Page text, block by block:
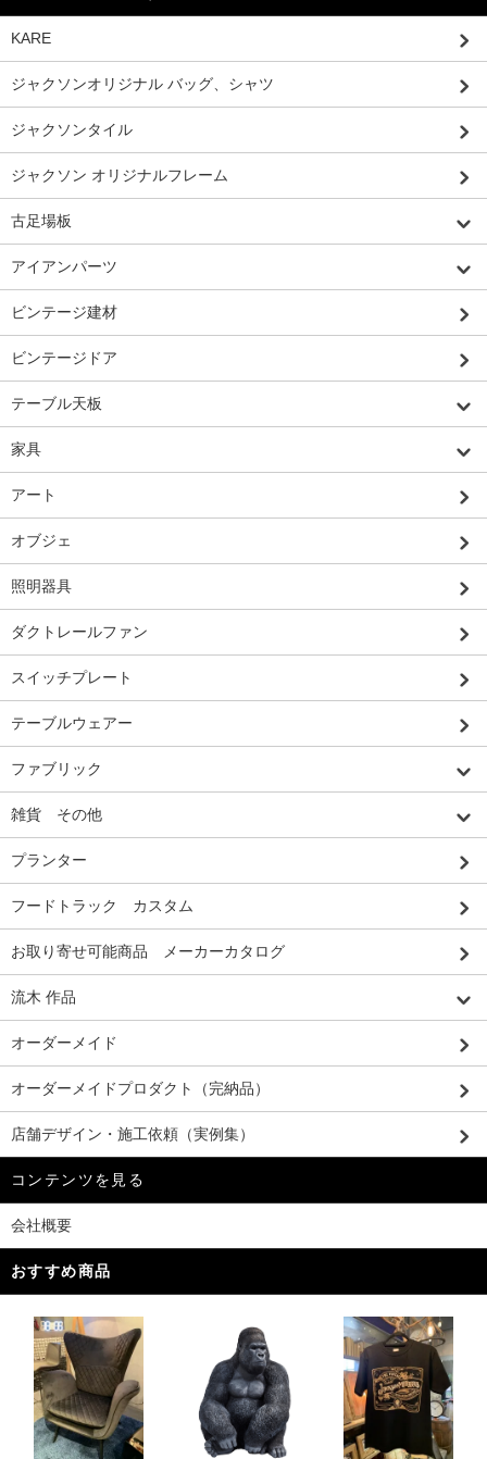
KARE
ジャクソンオリジナル バッグ、シャツ
ジャクソンタイル
ジャクソン オリジナルフレーム
古足場板
アイアンパーツ
ビンテージ建材
ビンテージドア
テーブル天板
家具
アート
オブジェ
照明器具
ダクトレールファン
スイッチプレート
テーブルウェアー
ファブリック
雑貨 その他
プランター
フードトラック カスタム
お取り寄せ可能商品 メーカーカタログ
流木 作品
オーダーメイド
オーダーメイドプロダクト（完納品）
店舗デザイン・施工依頼（実例集）
コンテンツを見る
会社概要
おすすめ商品